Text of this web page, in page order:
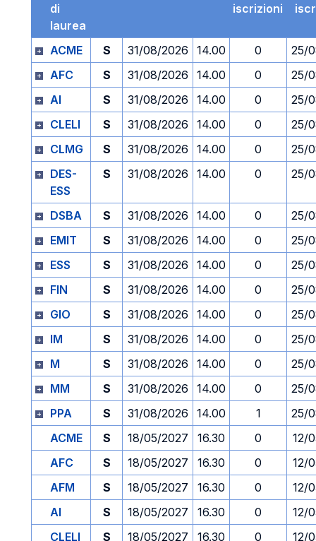
di
laurea
iscrizioni
ACME S 31/08/2026 14.00 0
25/
AFC
S 31/08/2026 14.00 0
25/
AI
S 31/08/2026 14.00 0
25/
CLELI
S 31/08/2026 14.00 0
25/
CLMG
S 31/08/2026 14.00 0
25/
DES-
ESS
S 31/08/2026 14.00 0 25/
DSBA S 31/08/2026 14.00 0
25/
EMIT
S 31/08/2026 14.00 0
25/
ESS
S 31/08/2026 14.00 0
25/
FIN
S 31/08/2026 14.00 0
25/
GIO
S 31/08/2026 14.00 0
25/
IM
S 31/08/2026 14.00 0
25/
M
S 31/08/2026 14.00 0
25/
MM
S 31/08/2026 14.00 0
25/
PPA
S 31/08/2026 14.00 1
25/
ACME
S 18/05/2027 16.30 0
12/
AFC
S 18/05/2027 16.30 0
12/
AFM
S 18/05/2027 16.30 0
12/
AI
S 18/05/2027 16.30 0
12/
CLELI
S 18/05/2027 16.30 0
12/